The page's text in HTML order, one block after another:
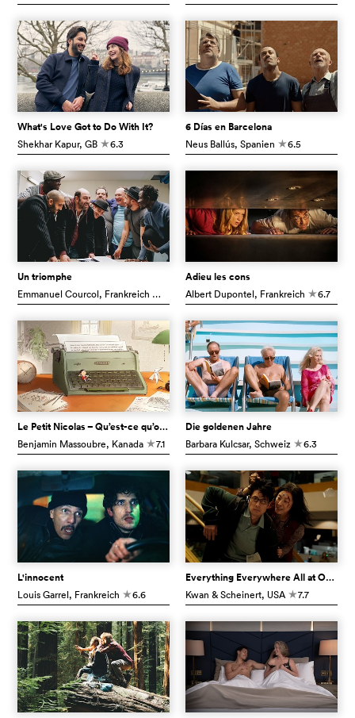
What's Love Got to Do With It?
Shekhar Kapur, GB c6.3
6 Días en Barcelona
Neus Ballús, Spanien c6.5
Un triomphe
Emmanuel Courcol, Frankreich
Adieu les cons
Albert Dupontel, Frankreich c6.7
Le Petit Nicolas – Qu’est-ce qu’on attend pour être heureux ?
Benjamin Massoubre, Kanada c7.1
Die goldenen Jahre
Barbara Kulcsar, Schweiz c6.3
L'innocent
Louis Garrel, Frankreich c6.6
Everything Everywhere All at Once
Kwan & Scheinert, USA c7.7